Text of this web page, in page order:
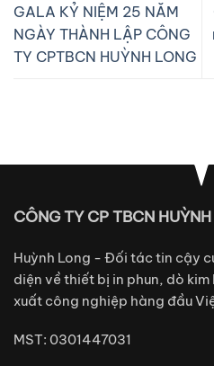
GALA KỶ NIỆM 25 NĂM
NGÀY THÀNH LẬP CÔNG
TY CPTBCN HUỲNH LONG
CÔNG TY CP TBCN
Huỳnh Long - Đối tác tin cậy
diện về thiết bị in phun, dò
xuất công nghiệp hàng đầu
MST: 0301447031